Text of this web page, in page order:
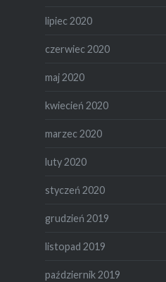
lipiec 2020
czerwiec 2020
maj 2020
kwiecień 2020
marzec 2020
luty 2020
styczeń 2020
grudzień 2019
listopad 2019
październik 2019